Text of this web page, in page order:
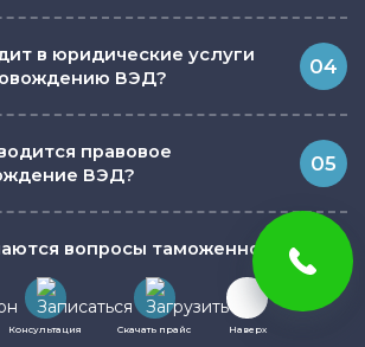
в юридические услуги
ВЭД?
04
правовое
ВЭД?
05
вопросы таможенного
06
Консультация Скачать прайс Наверх